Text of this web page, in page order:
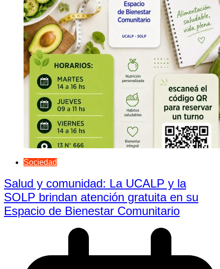
Sociedad
Salud y comunidad: La UCALP y la
SOLP brindan atención gratuita en su
Espacio de Bienestar Comunitario